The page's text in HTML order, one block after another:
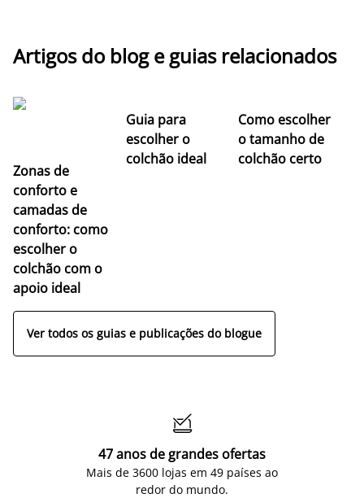
Artigos do blog e guias relacionados
Zonas de
conforto e
camadas de
conforto: como
escolher o
colchão com o
apoio ideal
Guia para
escolher o
colchão ideal
Como escolher
o tamanho de
colchão certo
Ver todos os guias e publicações do blogue

47 anos de grandes ofertas
Mais de 3600 lojas em 49 países ao
redor do mundo.